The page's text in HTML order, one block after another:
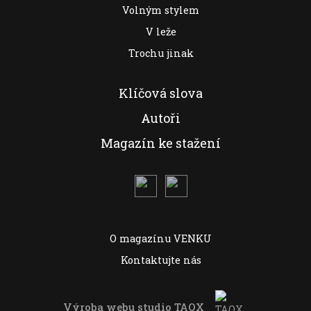
Volným stylem
V leže
Trochu jinak
Klíčová slova
Autoři
Magazín ke stažení
O magazínu VENKU
Kontaktujte nás
Výroba webu studio TAOX